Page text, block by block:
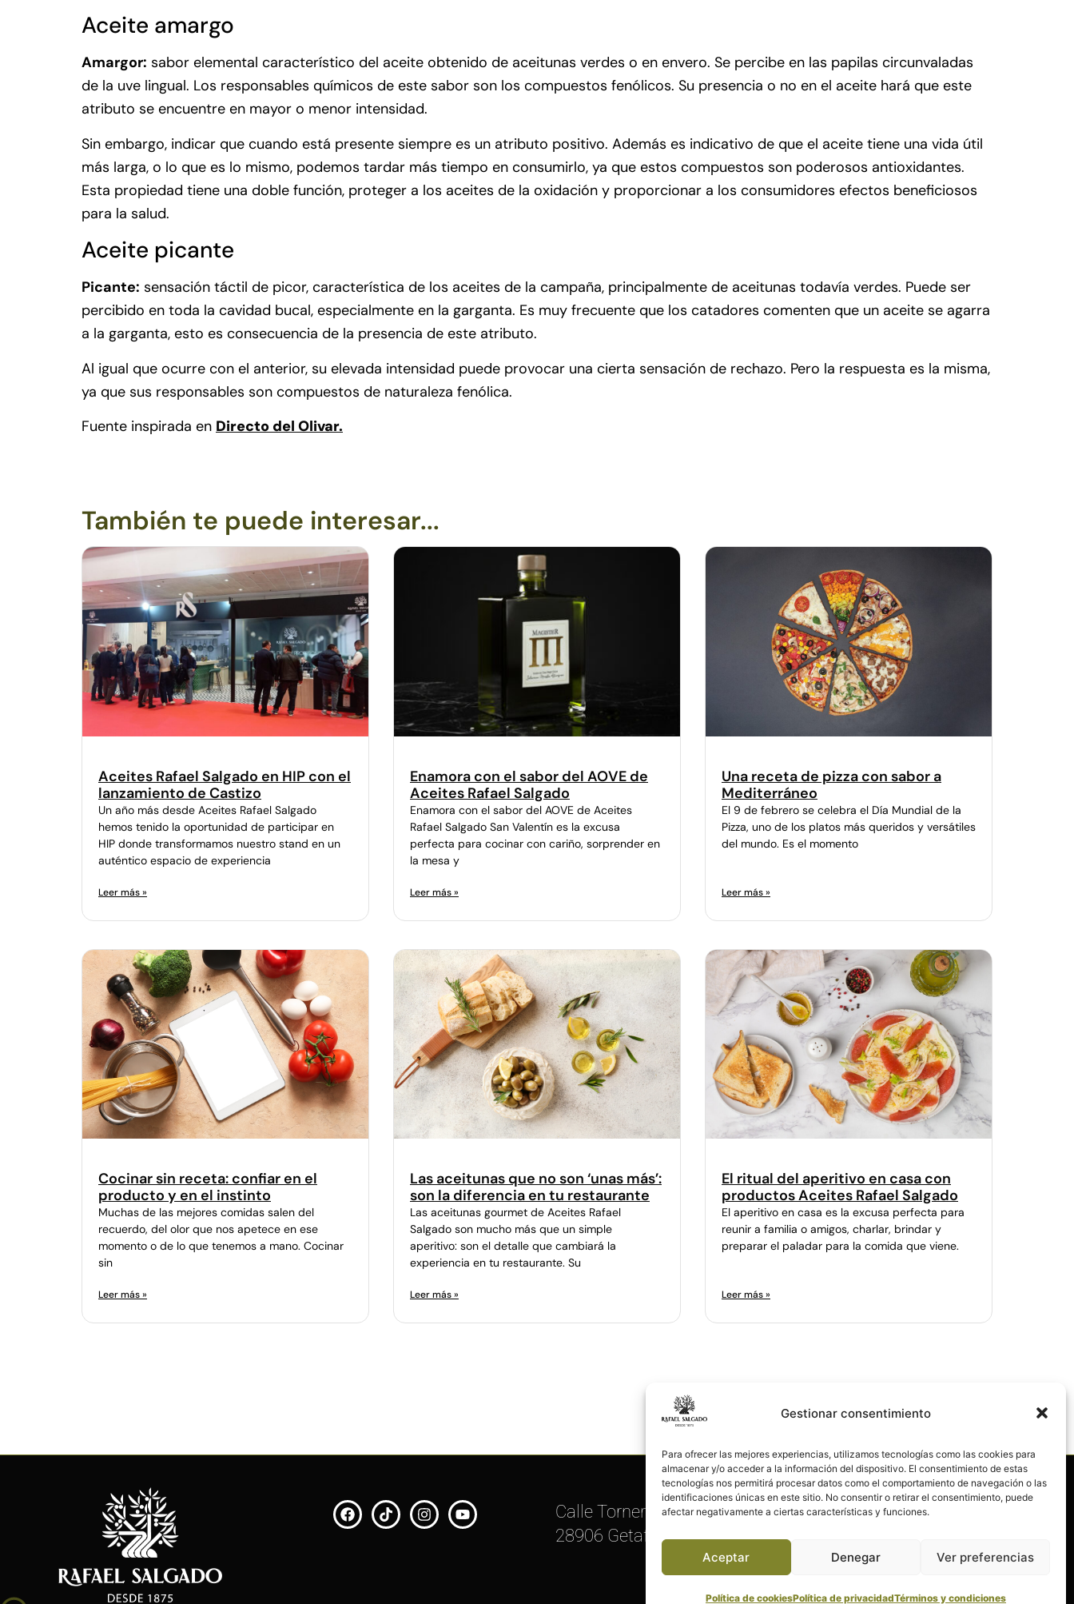
Gestionar consentimiento
Para ofrecer las mejores experiencias, utilizamos tecnologías como las cookies para
almacenar y/o acceder a la información del dispositivo. El consentimiento de estas
tecnologías nos permitirá procesar datos como el comportamiento de navegación o las
identificaciones únicas en este sitio. No consentir o retirar el consentimiento, puede
afectar negativamente a ciertas características y funciones.
Aceptar Denegar Ver preferencias
Política de cookiesPolítica de privacidadTérminos y condiciones
Aceite amargo
Amargor: sabor elemental característico del aceite obtenido de aceitunas verdes o en envero. Se percibe en las papilas circunvaladas
de la uve lingual. Los responsables químicos de este sabor son los compuestos fenólicos. Su presencia o no en el aceite hará que este
atributo se encuentre en mayor o menor intensidad.
Sin embargo, indicar que cuando está presente siempre es un atributo positivo. Además es indicativo de que el aceite tiene una vida útil
más larga, o lo que es lo mismo, podemos tardar más tiempo en consumirlo, ya que estos compuestos son poderosos antioxidantes.
Esta propiedad tiene una doble función, proteger a los aceites de la oxidación y proporcionar a los consumidores efectos beneficiosos
para la salud.
Aceite picante
Picante: sensación táctil de picor, característica de los aceites de la campaña, principalmente de aceitunas todavía verdes. Puede ser
percibido en toda la cavidad bucal, especialmente en la garganta. Es muy frecuente que los catadores comenten que un aceite se agarra
a la garganta, esto es consecuencia de la presencia de este atributo.
Al igual que ocurre con el anterior, su elevada intensidad puede provocar una cierta sensación de rechazo. Pero la respuesta es la misma,
ya que sus responsables son compuestos de naturaleza fenólica.
Fuente inspirada en Directo del Olivar.
También te puede interesar...
Aceites Rafael Salgado en HIP con el
lanzamiento de Castizo
Un año más desde Aceites Rafael Salgado
hemos tenido la oportunidad de participar en
HIP donde transformamos nuestro stand en un
auténtico espacio de experiencia
Leer más »
Enamora con el sabor del AOVE de
Aceites Rafael Salgado
Enamora con el sabor del AOVE de Aceites
Rafael Salgado San Valentín es la excusa
perfecta para cocinar con cariño, sorprender en
la mesa y
Leer más »
Una receta de pizza con sabor a
Mediterráneo
El 9 de febrero se celebra el Día Mundial de la
Pizza, uno de los platos más queridos y versátiles
del mundo. Es el momento
Leer más »
Cocinar sin receta: confiar en el
producto y en el instinto
Muchas de las mejores comidas salen del
recuerdo, del olor que nos apetece en ese
momento o de lo que tenemos a mano. Cocinar
sin
Leer más »
Las aceitunas que no son ‘unas más’:
son la diferencia en tu restaurante
Las aceitunas gourmet de Aceites Rafael
Salgado son mucho más que un simple
aperitivo: son el detalle que cambiará la
experiencia en tu restaurante. Su
Leer más »
El ritual del aperitivo en casa con
productos Aceites Rafael Salgado
El aperitivo en casa es la excusa perfecta para
reunir a familia o amigos, charlar, brindar y
preparar el paladar para la comida que viene.
Leer más »
Calle Torneros, 11
28906 Getafe, Madrid
Política de privacidad
Política de cookies (UE)
Términos y condiciones